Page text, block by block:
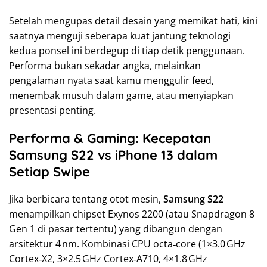
Setelah mengupas detail desain yang memikat hati, kini
saatnya menguji seberapa kuat jantung teknologi
kedua ponsel ini berdegup di tiap detik penggunaan.
Performa bukan sekadar angka, melainkan
pengalaman nyata saat kamu menggulir feed,
menembak musuh dalam game, atau menyiapkan
presentasi penting.
Performa & Gaming: Kecepatan
Samsung S22 vs iPhone 13 dalam
Setiap Swipe
Jika berbicara tentang otot mesin, Samsung S22
menampilkan chipset Exynos 2200 (atau Snapdragon 8
Gen 1 di pasar tertentu) yang dibangun dengan
arsitektur 4 nm. Kombinasi CPU octa‑core (1×3.0 GHz
Cortex‑X2, 3×2.5 GHz Cortex‑A710, 4×1.8 GHz